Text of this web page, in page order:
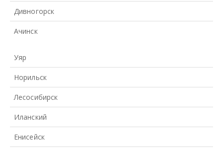
Дивногорск
Ачинск
Уяр
Норильск
Лесосибирск
Иланский
Енисейск